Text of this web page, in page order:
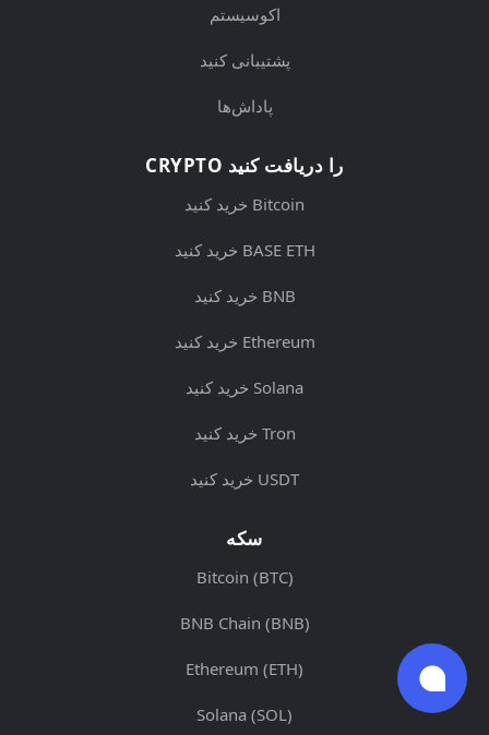
اکوسیستم
پشتیبانی کنید
پاداش‌ها
CRYPTO را دریافت کنید
خرید کنید Bitcoin
خرید کنید BASE ETH
خرید کنید BNB
خرید کنید Ethereum
خرید کنید Solana
خرید کنید Tron
خرید کنید USDT
سکه
Bitcoin (BTC)
BNB Chain (BNB)
Ethereum (ETH)
Solana (SOL)